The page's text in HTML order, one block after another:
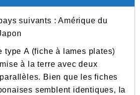
suivants : Amérique du
type A (fiche à lames plates)
à la terre avec deux
Bien que les fiches
semblent identiques, la